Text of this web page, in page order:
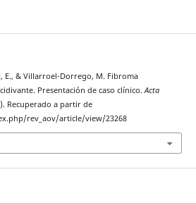
E., & Villarroel-Dorrego, M. Fibroma
Presentación de caso clínico. Acta
Recuperado a partir de
rev_aov/article/view/23268